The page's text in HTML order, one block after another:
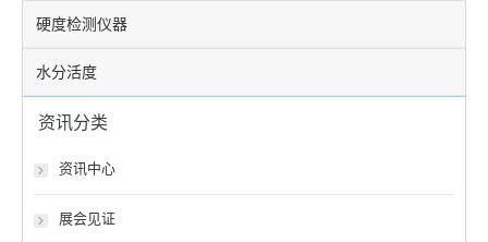
硬度检测仪器
水分活度
资讯分类
资讯中心
展会见证